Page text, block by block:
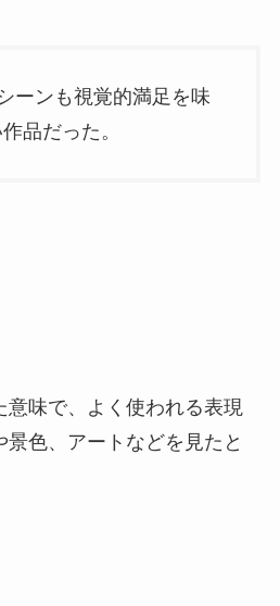
ーンも視覚的満足を味
品だった。
意味で、よく使われる表現
色、アートなどを見たと